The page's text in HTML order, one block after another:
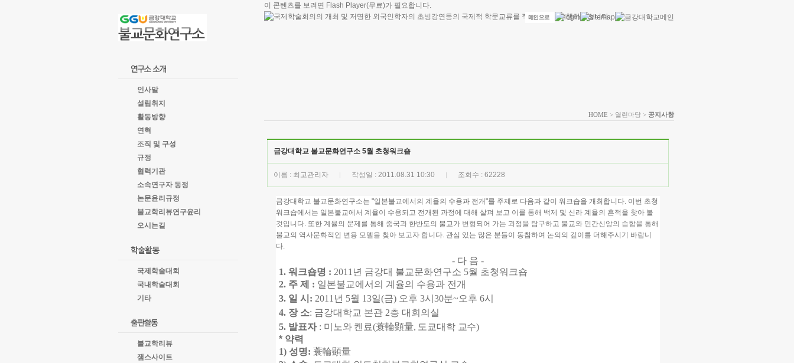
인사말
설립취지
활동방향
연혁
조직 및 구성
규정
협력기관
소속연구자 동정
논문윤리규정
불교학리뷰연구윤리
오시는길
국제학술대회
국내학술대회
기타
불교학리뷰
잼스사이트
이 콘텐츠를 보려면 Flash Player(무료)가 필요합니다.
HOME > 열린마당 > 공지사항
금강대학교 불교문화연구소 5월 초청워크숍
이름 : 최고관리자 | 작성일 : 2011.08.31 10:30 | 조회수 : 62228
금강대학교 불교문화연구소는 "일본불교에서의 계율의 수용과 전개"를 주제로 다음과 같이 워크숍을 개최합니다. 이번 초청
워크숍에서는 일본불교에서 계율이 수용되고 전개된 과정에 대해 살펴 보고 이를 통해 백제 및 신라 계율의 흔적을 찾아 볼
것입니다. 또한 계율의 문제를 통해 중국과 한반도의 불교가 변형되어 가는 과정을 탐구하고 불교와 민간신앙의 습합을 통해
불교의 역사문화적인 변용 모델을 찾아 보고자 합니다. 관심 있는 많은 분들이 동참하여 논의의 깊이를 더해주시기 바랍니
다.
- 다 음 -
1. 워크숍명 : 2011 년 금강대 불교문화연구소 5월 초청워크숍
2. 주 제 : 일본불교에서의 계율의 수용과 전개
3. 일 시 : 2011 년 5월 13일(금) 오후 3시30분~오후 6시
4. 장 소: 금강대학교 본관 2층 대회의실
5. 발표자 : 미노와 켄료(蓑輪顕量, 도쿄대학 교수)
* 약력
1) 성명: 蓑輪顕量